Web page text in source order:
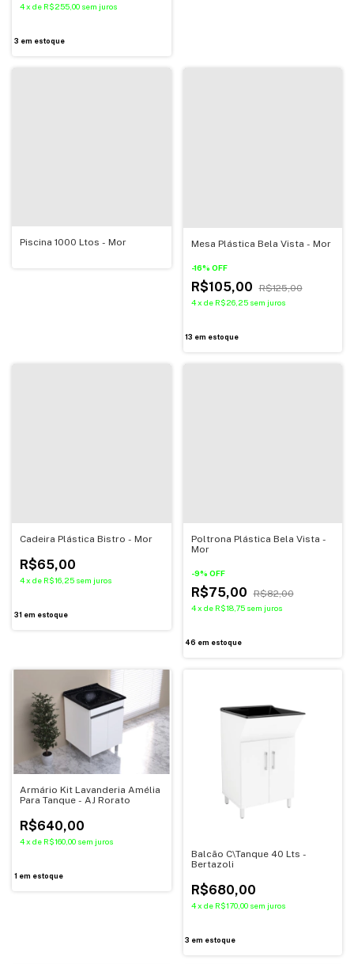
4x de R$255,00 sem juros
3 em estoque
Piscina 1000 Ltos - Mor Mesa Plástica Bela Vista - Mor
-16% OFF
R$105,00 R$125,00
4 x de R$26,25 sem juros
13 em estoque
Cadeira Plástica Bistro - Mor
R$65,00
4x de R$16,25 sem juros
31 em estoque
Poltrona Plástica Bela Vista -
Mor
-9% OFF
R$75,00 R$82,00
4 x de R$18,75 sem juros
46 em estoque
Armário Kit Lavanderia Amélia
Para Tanque - AJ Rorato
R$640,00
4x de R$160,00 sem juros
1 em estoque
Balcão C\Tanque 40 Lts -
Bertazoli
R$680,00
4 x de R$170,00 sem juros
3 em estoque